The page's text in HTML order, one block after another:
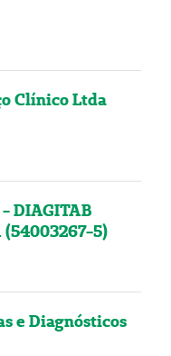
Clínico Ltda
- DIAGITAB
(54003267-5)
e Diagnósticos